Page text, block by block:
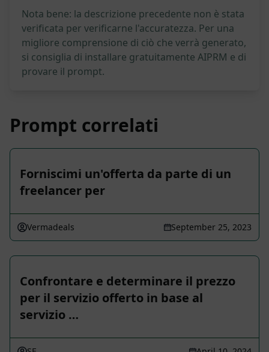
Nota bene: la descrizione precedente non è stata
verificata per verificarne l'accuratezza. Per una
migliore comprensione di ciò che verrà generato,
si consiglia di installare gratuitamente AIPRM e di
provare il prompt.
Prompt correlati
Forniscimi un'offerta da parte di un
freelancer per
Vermadeals September 25, 2023
Confrontare e determinare il prezzo
per il servizio offerto in base al
servizio …